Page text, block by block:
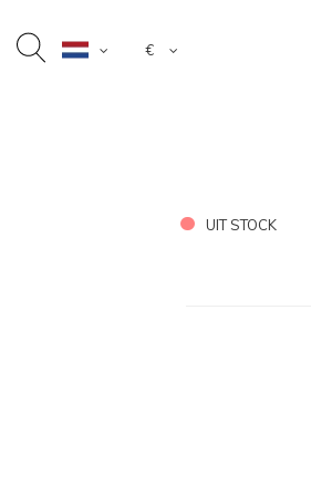
€
UIT STOCK